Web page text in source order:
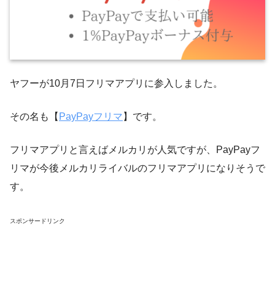
ヤフーが10月7日フリマアプリに参入しました。
その名も【 PayPayフリマ 】です。
フリマアプリと言えばメルカリが人気ですが、PayPayフ
リマが今後メルカリライバルのフリマアプリになりそうで
す。
スポンサードリンク